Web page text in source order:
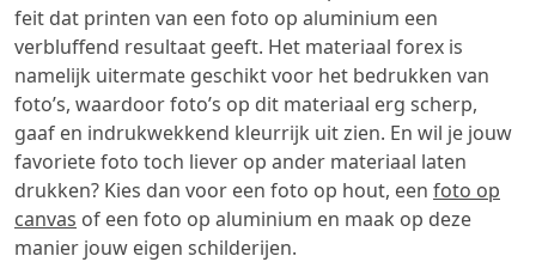
feit dat printen van een foto op aluminium een
verbluffend resultaat geeft. Het materiaal forex is
namelijk uitermate geschikt voor het bedrukken van
foto’s, waardoor foto’s op dit materiaal erg scherp,
gaaf en indrukwekkend kleurrijk uit zien. En wil je jouw
favoriete foto toch liever op ander materiaal laten
drukken? Kies dan voor een foto op hout, een foto op
canvas of een foto op aluminium en maak op deze
manier jouw eigen schilderijen.